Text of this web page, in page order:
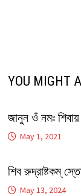
YOU MIGHT
জানুন ওঁ নমঃ শিবায়
May 1, 2021
শিব রুদ্রাষ্টকম্
May 13, 2024